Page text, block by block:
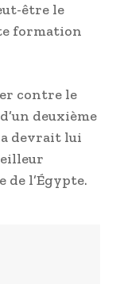
être le
formation
contre le
deuxième
devrait lui
de l’Égypte.